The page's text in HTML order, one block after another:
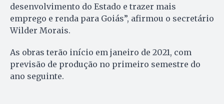
desenvolvimento do Estado e trazer mais
emprego e renda para Goiás”, afirmou o secretário
Wilder Morais.
As obras terão início em janeiro de 2021, com
previsão de produção no primeiro semestre do
ano seguinte.